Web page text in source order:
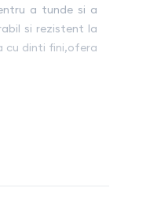
a tunde si a
si rezistent la
cu dinti fini,ofera